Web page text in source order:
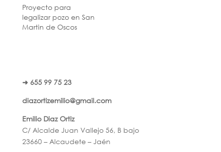
Proyecto para
legalizar pozo en San
Martin de Oscos
➜ 655 99 75 23
diazortizemilio@gmail.com
Emilio Diaz Ortiz
C/ Alcalde Juan Vallejo 56, B bajo
23660 – Alcaudete – Jaén